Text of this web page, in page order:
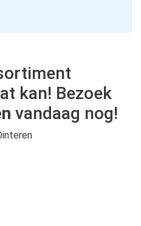
kan! Bezoek
vandaag nog!